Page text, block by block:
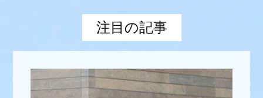
注目の記事